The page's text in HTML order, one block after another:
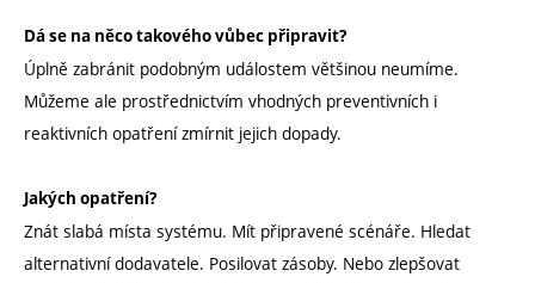
Dá se na něco takového vůbec připravit?
Úplně zabránit podobným událostem většinou neumíme.
Můžeme ale prostřednictvím vhodných preventivních i
reaktivních opatření zmírnit jejich dopady.
Jakých opatření?
Znát slabá místa systému. Mít připravené scénáře. Hledat
alternativní dodavatele. Posilovat zásoby. Nebo zlepšovat